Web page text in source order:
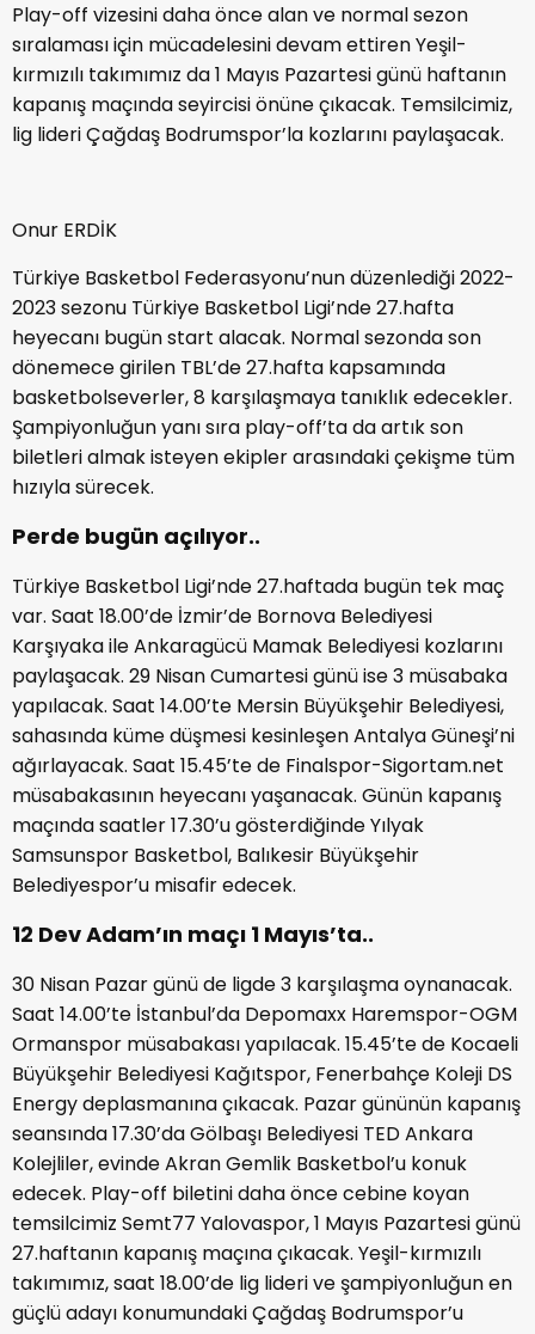
Play-off vizesini daha önce alan ve normal sezon
sıralaması için mücadelesini devam ettiren Yeşil-
kırmızılı takımımız da 1 Mayıs Pazartesi günü haftanın
kapanış maçında seyircisi önüne çıkacak. Temsilcimiz,
lig lideri Çağdaş Bodrumspor’la kozlarını paylaşacak.
Onur ERDİK
Türkiye Basketbol Federasyonu’nun düzenlediği 2022-
2023 sezonu Türkiye Basketbol Ligi’nde 27.hafta
heyecanı bugün start alacak. Normal sezonda son
dönemece girilen TBL’de 27.hafta kapsamında
basketbolseverler, 8 karşılaşmaya tanıklık edecekler.
Şampiyonluğun yanı sıra play-off’ta da artık son
biletleri almak isteyen ekipler arasındaki çekişme tüm
hızıyla sürecek.
Perde bugün açılıyor..
Türkiye Basketbol Ligi’nde 27.haftada bugün tek maç
var. Saat 18.00’de İzmir’de Bornova Belediyesi
Karşıyaka ile Ankaragücü Mamak Belediyesi kozlarını
paylaşacak. 29 Nisan Cumartesi günü ise 3 müsabaka
yapılacak. Saat 14.00’te Mersin Büyükşehir Belediyesi,
sahasında küme düşmesi kesinleşen Antalya Güneşi’ni
ağırlayacak. Saat 15.45’te de Finalspor-Sigortam.net
müsabakasının heyecanı yaşanacak. Günün kapanış
maçında saatler 17.30’u gösterdiğinde Yılyak
Samsunspor Basketbol, Balıkesir Büyükşehir
Belediyespor’u misafir edecek.
12 Dev Adam’ın maçı 1 Mayıs’ta..
30 Nisan Pazar günü de ligde 3 karşılaşma oynanacak.
Saat 14.00’te İstanbul’da Depomaxx Haremspor-OGM
Ormanspor müsabakası yapılacak. 15.45’te de Kocaeli
Büyükşehir Belediyesi Kağıtspor, Fenerbahçe Koleji DS
Energy deplasmanına çıkacak. Pazar gününün kapanış
seansında 17.30’da Gölbaşı Belediyesi TED Ankara
Kolejliler, evinde Akran Gemlik Basketbol’u konuk
edecek. Play-off biletini daha önce cebine koyan
temsilcimiz Semt77 Yalovaspor, 1 Mayıs Pazartesi günü
27.haftanın kapanış maçına çıkacak. Yeşil-kırmızılı
takımımız, saat 18.00’de lig lideri ve şampiyonluğun en
güçlü adayı konumundaki Çağdaş Bodrumspor’u